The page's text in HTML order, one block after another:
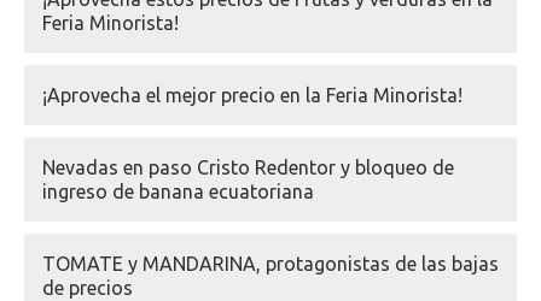
Feria Minorista!
¡Aprovecha el mejor precio en la Feria Minorista!
Nevadas en paso Cristo Redentor y bloqueo de
ingreso de banana ecuatoriana
TOMATE y MANDARINA, protagonistas de las bajas
de precios